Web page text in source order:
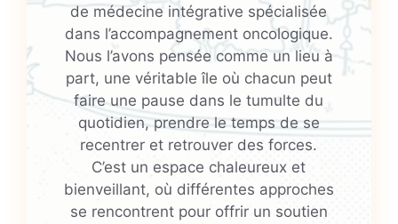
de médecine intégrative spécialisée
dans l’accompagnement oncologique.
Nous l’avons pensée comme un lieu à
part, une véritable île où chacun peut
faire une pause dans le tumulte du
quotidien, prendre le temps de se
recentrer et retrouver des forces.
C’est un espace chaleureux et
bienveillant, où différentes approches
se rencontrent pour offrir un soutien